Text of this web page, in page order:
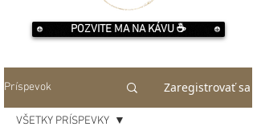
POZVITE MA NA KÁVU ☕️
Príspevok Zaregistrovať sa
VŠETKY PRÍSPEVKY